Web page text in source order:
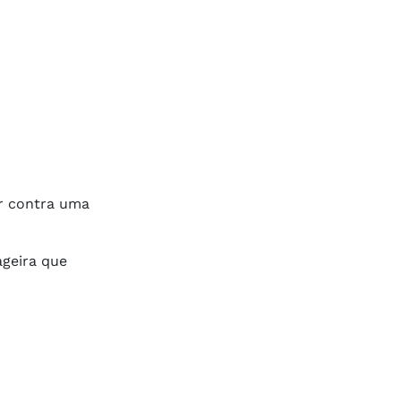
contra uma
que